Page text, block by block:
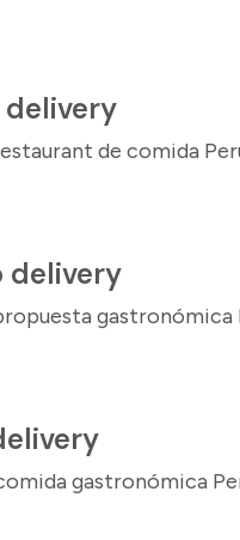
delivery
de comida
delivery
gastronómica
gastronómica